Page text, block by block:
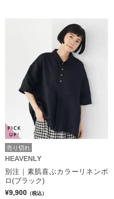
売り切れ
HEAVENLY
別注｜素肌喜ぶカラーリネンポ
ロ(ブラック)
¥9,900 （税込）